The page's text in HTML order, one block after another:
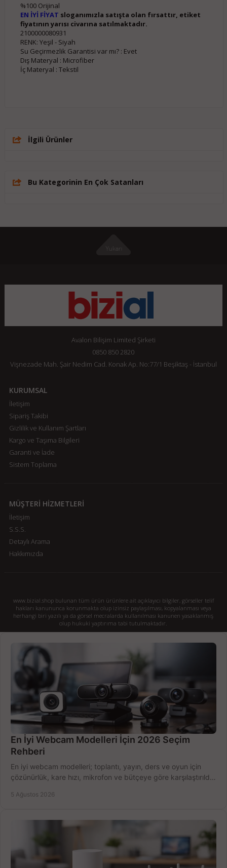
%100 Orijinal
EN İYİ FİYAT sloganımızla satışta olan fırsattır, etiket
fiyatının yarısı civarına satılmaktadır.
2100000080931
RENK: Yeşil - Siyah
Su Geçirmezlik Garantisi var mı? : Evet
Dış Materyal : Microfiber
İç Materyal : Tekstil
İlgili Ürünler
Bu Kategorinin En Çok Satanları
Avalon Bilişim Limited Şirketi
0850 850 2820
Vişnezade Mah. Şair Nedim Cad. Konak Ap. No:77/1 Beşiktaş - İstanbul
KURUMSAL
İletişim
Sipariş Takibi
Gizlilik ve Kullanım Şartları
Kargo ve Taşıma Bilgileri
Garanti ve İade
Sistem Toplama
MÜŞTERİ HİZMETLERİ
İletişim
S.S.S.
Detaylı Arama
Hakkımızda
www.bizial.shop bulunan tüm ürün ürünlere ait açıklayıcı bilgiler, görseller telif
hakları kanununca korunmakta olup izinsiz paylaşılması, kopyalanması veya
herhangi biri yazılı ya da görsel mecralarda kullanılması kanunen yasaklanmış
olup hukuki yaptırıma tabi tutulmaktadır.
En İyi Webcam Modelleri İçin 2026 Seçim
Rehberi
En iyi webcam modelleri; toplantı, yayın, ders ve oyun için
çözünürlük, kare hızı, mikrofon ve bütçeye göre karşılaştırıldı.
5 Ağustos 2026